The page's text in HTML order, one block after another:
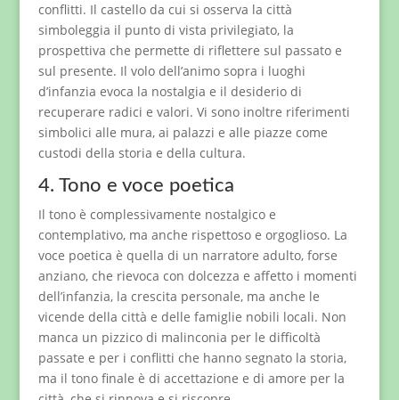
conflitti. Il castello da cui si osserva la città
simboleggia il punto di vista privilegiato, la
prospettiva che permette di riflettere sul passato e
sul presente. Il volo dell’animo sopra i luoghi
d’infanzia evoca la nostalgia e il desiderio di
recuperare radici e valori. Vi sono inoltre riferimenti
simbolici alle mura, ai palazzi e alle piazze come
custodi della storia e della cultura.
4. Tono e voce poetica
Il tono è complessivamente nostalgico e
contemplativo, ma anche rispettoso e orgoglioso. La
voce poetica è quella di un narratore adulto, forse
anziano, che rievoca con dolcezza e affetto i momenti
dell’infanzia, la crescita personale, ma anche le
vicende della città e delle famiglie nobili locali. Non
manca un pizzico di malinconia per le difficoltà
passate e per i conflitti che hanno segnato la storia,
ma il tono finale è di accettazione e di amore per la